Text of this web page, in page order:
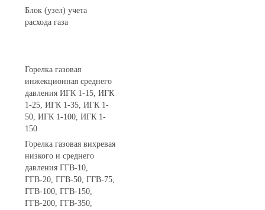
Блок (узел) учета
расхода газа
Горелка газовая
инжекционная среднего
давления ИГК 1-15, ИГК
1-25, ИГК 1-35, ИГК 1-
50, ИГК 1-100, ИГК 1-
150
Горелка газовая вихревая
низкого и среднего
давления ГГВ-10,
ГГВ-20, ГГВ-50, ГГВ-75,
ГГВ-100, ГГВ-150,
ГГВ-200, ГГВ-350,